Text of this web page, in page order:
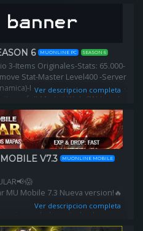
600.
6 MUONLINE PC SEASON 6
3-Items Originales-Stats: 65.000-
Stat-Master Level400 -Server
MasterExp: x15-Drop: x40-
items full-Market Web ON-Jewel
Autoreconnect-BALANCED PVP
Ver descripcion completa
V7.3
MUONLINE MOBILE
MU Mobile 7.3 Nueva version!🔥
sin candado en todos los
Ver descripcion completa